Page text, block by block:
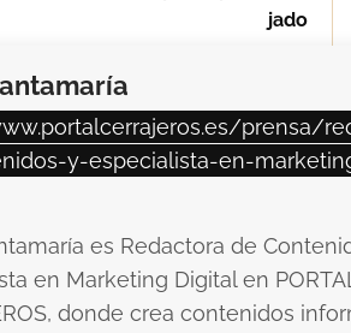
jado
prensa/
y-especialista-en-
es Redactora de
en Marketing Digital en
donde crea contenidos